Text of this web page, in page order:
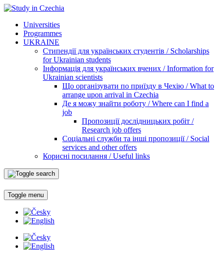
Universities
Programmes
UKRAINE
Стипендії для українських студентів / Scholarships
for Ukrainian students
Інформація для українських вчених / Information for
Ukrainian scientists
Що організувати по приїзду в Чехію / What to
arrange upon arrival in Czechia
Де я можу знайти роботу / Where can I find a
job
Пропозиції дослідницьких робіт /
Research job offers
Соціальні служби та інші пропозиції / Social
services and other offers
Корисні посилання / Useful links
Toggle menu